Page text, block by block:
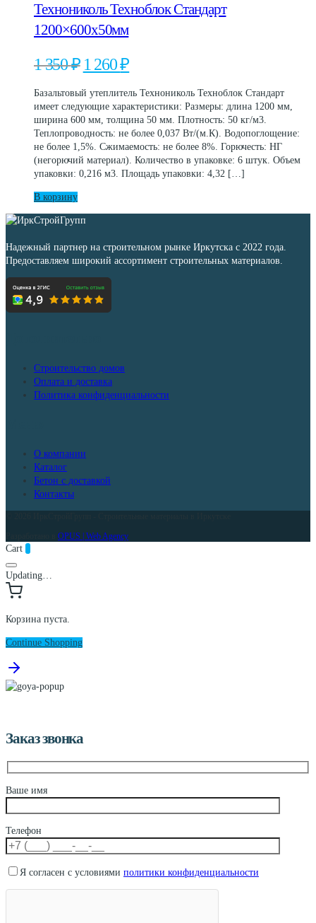
Технониколь Техноблок Стандарт
1200×600х50мм
1 350₽ Первоначальная
цена
1
350 ₽.
1 260₽Текущая
цена:
260 ₽.
Базальтовый утеплитель Технониколь Техноблок Стандарт
имеет следующие характеристики: Размеры: длина 1200 мм,
ширина 600 мм, толщина 50 мм. Плотность: 50 кг/м3.
Теплопроводность: не более 0,037 Вт/(м.К). Водопоглощение:
не более 1,5%. Сжимаемость: не более 8%. Горючесть: НГ
(негорючий материал). Количество в упаковке: 6 штук. Объем
упаковки: 0,216 м3. Площадь упаковки: 4,32 […]
В корзину
Надежный партнер на строительном рынке Иркутска с 2022 года.
Предоставляем широкий ассортимент строительных материалов.
Строительство домов
Оплата и доставка
Политика конфиденциальности
О компании
Каталог
Бетон с доставкой
Контакты
OPUS | Web Agency
Cart 0
Updating…
Корзина пуста.
Continue Shopping
Заказ звонка
Ваше имя
Телефон
Я согласен с условиями политики конфиденциальности